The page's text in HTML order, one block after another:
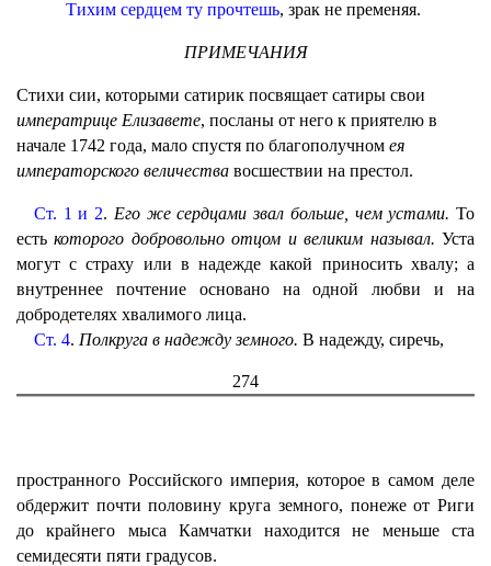
Тихим сердцем ту прочтешь, зрак не пременяя.
ПРИМЕЧАНИЯ
Стихи сии, которыми сатирик посвящает сатиры свои
императрице Елизавете, посланы от него к приятелю в
начале 1742 года, мало спустя по благополучном ея
императорского величества восшествии на престол.
Ст. 1 и 2. Его же сердцами звал больше, чем устами. То
естькоторого добровольно отцом и великим называл. Уста
могут с страху или в надежде какой приносить хвалу; а
внутреннее почтение основано на одной любви и на
добродетелях хвалимого лица.
Ст. 4. Полкруга в надежду земного. В надежду, сиречь,
274
пространного Российского империя, которое в самом деле
обдержит почти половину круга земного, понеже от Риги
до крайнего мыса Камчатки находится не меньше ста
семидесяти пяти градусов.